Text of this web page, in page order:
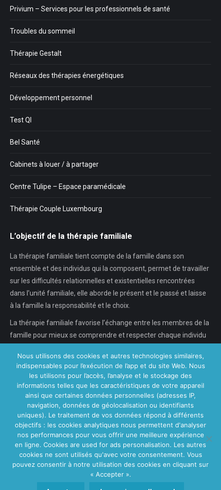
Privium – Services pour les professionnels de santé
Troubles du sommeil
Thérapie Gestalt
Réseaux des thérapies énergétiques
Développement personnel
Test QI
Bel Santé
Cabinets à louer / à partager
Centre Tulipe – Espace paramédicale
Thérapie Couple Luxembourg
L’objectif de la thérapie familiale
La thérapie familiale tient compte de la famille dans son
ensemble et des individus qui la composent, permet de travailler
sur les difficultés relationnelles et existentielles rencontrées
dans l’unité familiale, elle aborde le présent et le passé et laisse
à la famille la responsabilité et le choix.
La thérapie familiale favorise l’échange entre les membres de la
famille pour mieux se comprendre et respecter chaque individu
En savoir plus...
Nos Centres
Centre VitaPsy Bruxelles
Main Menu
Nous utilisons des cookies et autres technologies similaires,
indispensables pour l’exécution de l’app et du site Web. Nous
les utilisons pour l’accès, l’analyse et le stockage des
informations telles que les caractéristiques de votre appareil
ainsi que certaines données personnelles (adresses IP,
navigation, données de géolocalisation ou identifiants
uniques). Le traitement de vos données répond à différents
objectifs : les cookies analytiques nous permettent d'analyser
nos performances pour vous offrir une meilleure expérience
en ligne. Cookies are used for ads personalisation. Les autres
cookies ne sont utilisés qu'avec votre consentement. Vous
pouvez consentir à notre utilisation des cookies en cliquant sur
« Accepter ».